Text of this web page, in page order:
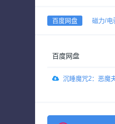
百度网盘 磁力/电
百度网盘
沉睡魔咒2：恶魔